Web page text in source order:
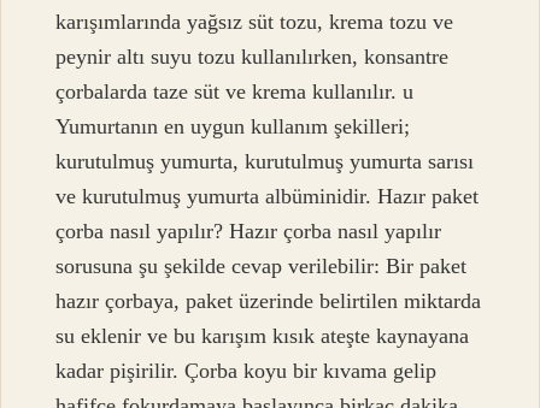
karışımlarında yağsız süt tozu, krema tozu ve
peynir altı suyu tozu kullanılırken, konsantre
çorbalarda taze süt ve krema kullanılır. u
Yumurtanın en uygun kullanım şekilleri;
kurutulmuş yumurta, kurutulmuş yumurta sarısı
ve kurutulmuş yumurta albüminidir. Hazır paket
çorba nasıl yapılır? Hazır çorba nasıl yapılır
sorusuna şu şekilde cevap verilebilir: Bir paket
hazır çorbaya, paket üzerinde belirtilen miktarda
su eklenir ve bu karışım kısık ateşte kaynayana
kadar pişirilir. Çorba koyu bir kıvama gelip